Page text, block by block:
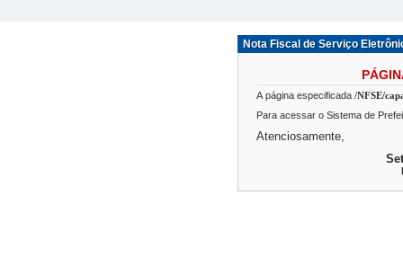
Nota Fiscal de Serviço
A página especificada /NFSE/
Para acessar o Sistema de
Atenciosamente,